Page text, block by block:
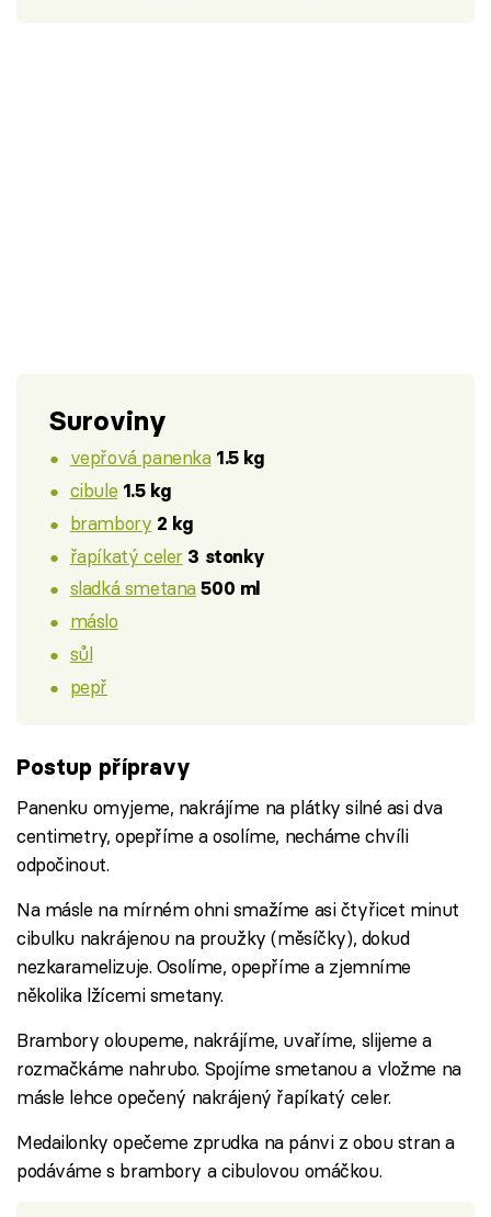
Suroviny
vepřová panenka 1.5 kg
cibule 1.5 kg
brambory 2 kg
řapíkatý celer 3 stonky
sladká smetana 500 ml
máslo
sůl
pepř
Postup přípravy
Panenku omyjeme, nakrájíme na plátky silné asi dva
centimetry, opepříme a osolíme, necháme chvíli
odpočinout.
Na másle na mírném ohni smažíme asi čtyřicet minut
cibulku nakrájenou na proužky (měsíčky), dokud
nezkaramelizuje. Osolíme, opepříme a zjemníme
několika lžícemi smetany.
Brambory oloupeme, nakrájíme, uvaříme, slijeme a
rozmačkáme nahrubo. Spojíme smetanou a vložme na
másle lehce opečený nakrájený řapíkatý celer.
Medailonky opečeme zprudka na pánvi z obou stran a
podáváme s brambory a cibulovou omáčkou.